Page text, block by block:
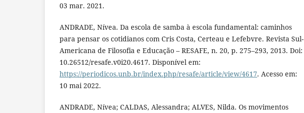
03 mar. 2021.
ANDRADE, Nívea. Da escola de samba à escola fundamental: caminhos
para pensar os cotidianos com Cris Costa, Certeau e Lefebvre. Revista Sul-
Americana de Filosofia e Educação – RESAFE, n. 20, p. 275–293, 2013. Doi:
10.26512/resafe.v0i20.4617. Disponível em:
https://periodicos.unb.br/index.php/resafe/article/view/4617. Acesso em:
10 mai 2022.
ANDRADE, Nívea; CALDAS, Alessandra; ALVES, Nilda. Os movimentos